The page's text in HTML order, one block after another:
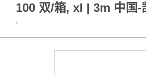
100 双/箱, xl | 3m 中国-
,